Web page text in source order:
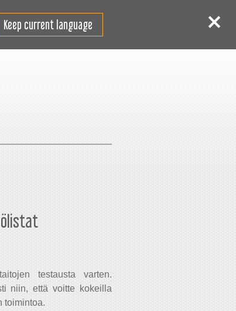
Keep current language
testausta varten.
niin, että voitte kokeilla
toimintoa.